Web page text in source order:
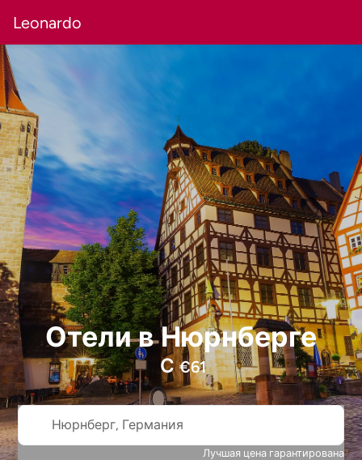
Leonardo
Отели в Нюрнберге
С€61
Нюрнберг, Германия
Лучшая цена гарантирована